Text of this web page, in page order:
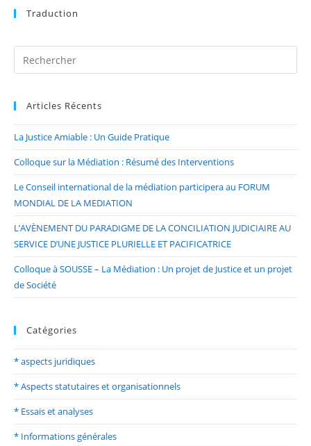
Traduction
Articles Récents
La Justice Amiable : Un Guide Pratique
Colloque sur la Médiation : Résumé des Interventions
Le Conseil international de la médiation participera au FORUM
MONDIAL DE LA MEDIATION
L’AVÈNEMENT DU PARADIGME DE LA CONCILIATION JUDICIAIRE AU
SERVICE D’UNE JUSTICE PLURIELLE ET PACIFICATRICE
Colloque à SOUSSE – La Médiation : Un projet de Justice et un projet
de Société
Catégories
* aspects juridiques
* Aspects statutaires et organisationnels
* Essais et analyses
* Informations générales